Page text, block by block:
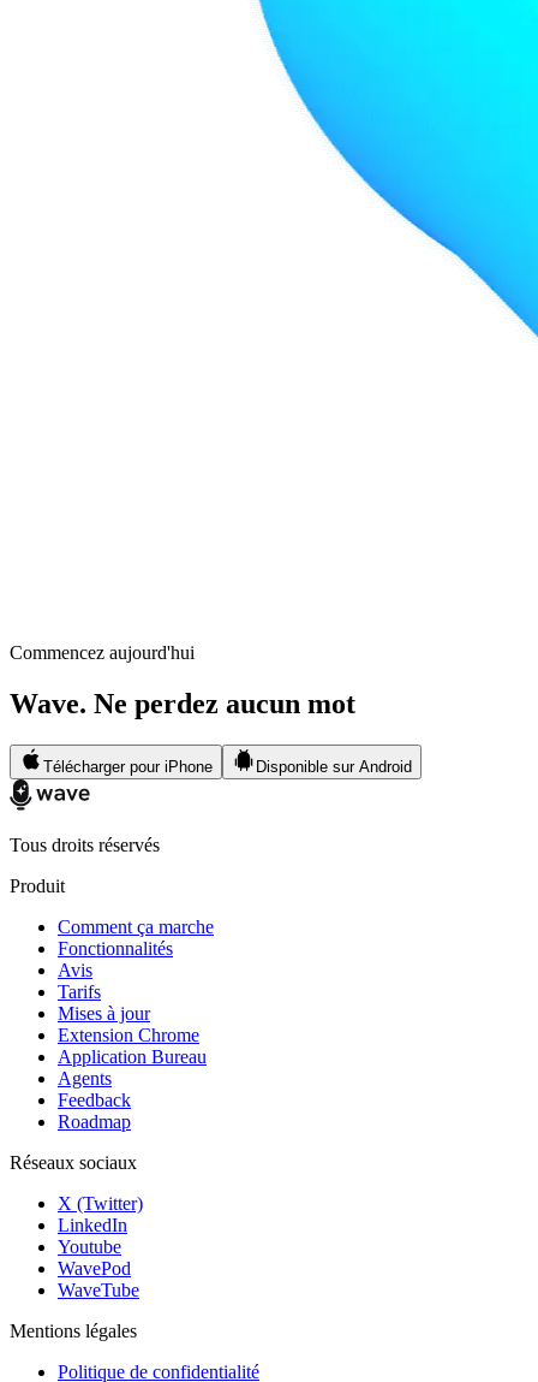
Commencez aujourd'hui
Wave. Ne perdez aucun mot
Télécharger pour iPhone Disponible sur Android
Tous droits réservés
Produit
Comment ça marche
Fonctionnalités
Avis
Tarifs
Mises à jour
Extension Chrome
Application Bureau
Agents
Feedback
Roadmap
Réseaux sociaux
X (Twitter)
LinkedIn
Youtube
WavePod
WaveTube
Mentions légales
Politique de confidentialité